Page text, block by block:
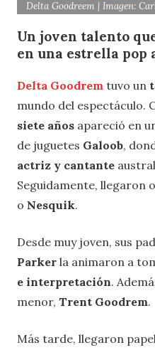
Delta Goodreem | Imagen:
Un joven talento
en una estrella pop
Delta Goodrem tuvo un
mundo del espectáculo.
siete años apareció en
de juguetes Galoob,
actriz y cantante
Seguidamente, llegaron
o Nesquik.
Desde muy joven, sus
Parker la animaron a
e interpretación.
menor, Trent Goodrem.
Más tarde, llegaron